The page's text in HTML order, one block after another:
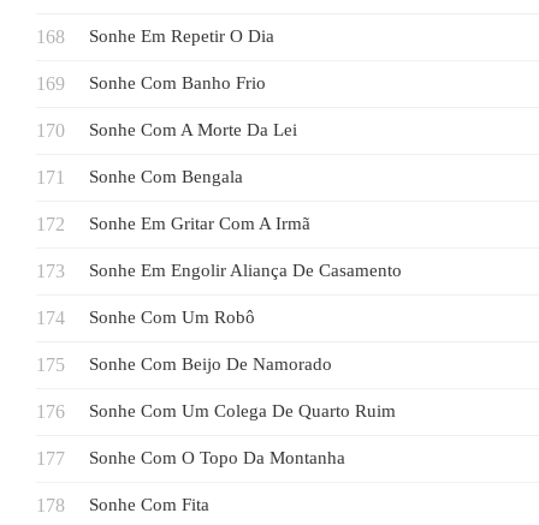
Sonhe Em Repetir O Dia
Sonhe Com Banho Frio
Sonhe Com A Morte Da Lei
Sonhe Com Bengala
Sonhe Em Gritar Com A Irmã
Sonhe Em Engolir Aliança De Casamento
Sonhe Com Um Robô
Sonhe Com Beijo De Namorado
Sonhe Com Um Colega De Quarto Ruim
Sonhe Com O Topo Da Montanha
Sonhe Com Fita